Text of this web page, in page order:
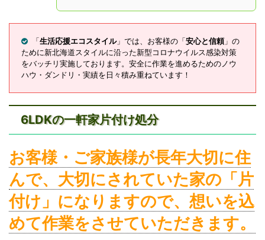
「 生活応援エコスタイル」では、お客様の「 安心と信頼」の
ために新北海道スタイルに沿った新型コロナウイルス感染対策
をバッチリ実施しております。安全に作業を進めるためのノウ
ハウ・ダンドリ・実績を日々積み重ねています！
6LDKの一軒家片付け処分
お客様・ご家族様が長年大切に住
んで、大切にされていた家の「片
付け」になりますので、想いを込
めて作業をさせていただきます。